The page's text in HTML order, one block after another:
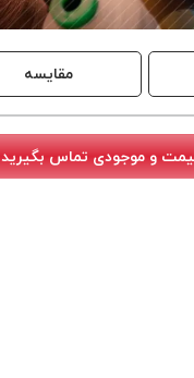
مقایسه
و موجودی تماس بگیرید